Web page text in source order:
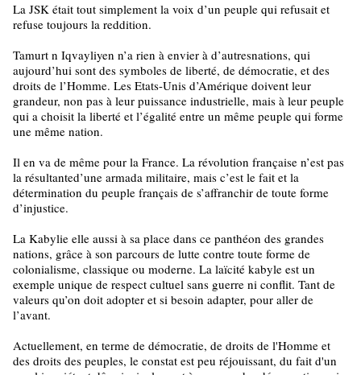
La JSK était tout simplement la voix d’un peuple qui refusait et
refuse toujours la reddition.
Tamurt n Iqvayliyen n’a rien à envier à d’autresnations, qui
aujourd’hui sont des symboles de liberté, de démocratie, et des
droits de l’Homme. Les Etats-Unis d’Amérique doivent leur
grandeur, non pas à leur puissance industrielle, mais à leur peuple
qui a choisit la liberté et l’égalité entre un même peuple qui forme
une même nation.
Il en va de même pour la France. La révolution française n’est pas
la résultanted’une armada militaire, mais c’est le fait et la
détermination du peuple français de s’affranchir de toute forme
d’injustice.
La Kabylie elle aussi à sa place dans ce panthéon des grandes
nations, grâce à son parcours de lutte contre toute forme de
colonialisme, classique ou moderne. La laïcité kabyle est un
exemple unique de respect cultuel sans guerre ni conflit. Tant de
valeurs qu’on doit adopter et si besoin adapter, pour aller de
l’avant.
Actuellement, en terme de démocratie, de droits de l'Homme et
des droits des peuples, le constat est peu réjouissant, du fait d'un